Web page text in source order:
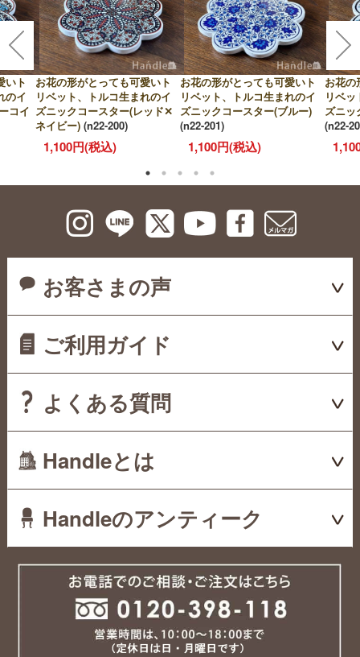
いト
のイ
コイ
お花の形がとっても可愛いト
リベット、トルコ生まれのイ
ズニックコースター(レッド✕
ネイビー) (n22-200)
1,100円(税込)
お花の形がとっても可愛いト
リベット、トルコ生まれのイ
ズニックコースター(ブルー)
(n22-201)
1,100円(税込)
お花の
リベ
ズニ
(n22-
お客さまの声
ご利用ガイド
よくある質問
Handleとは
Handleのアンティーク